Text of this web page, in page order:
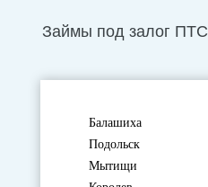
Займы под залог ПТС
Балашиха
Подольск
Мытищи